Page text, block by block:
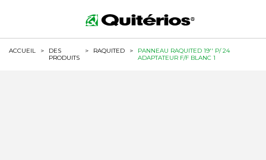
ACCUEIL >
DES
PRODUITS
> RAQUITED >
PANNEAU RAQUITED 19'' P/ 24
ADAPTATEUR F/F BLANC 1